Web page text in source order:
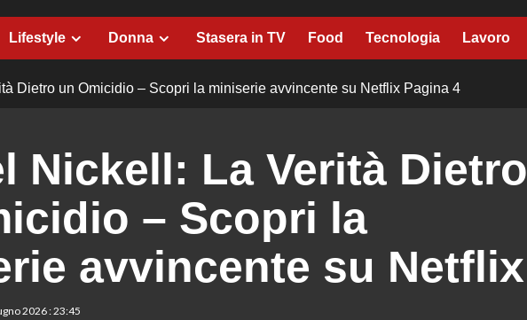
Lifestyle Donna Stasera in TV Food Tecnologia Lavoro
Dietro un Omicidio – Scopri la miniserie avvincente su Netflix Pagina 4
Nickell: La Verità Dietro
– Scopri la
avvincente su Netflix
2026 : 23:45